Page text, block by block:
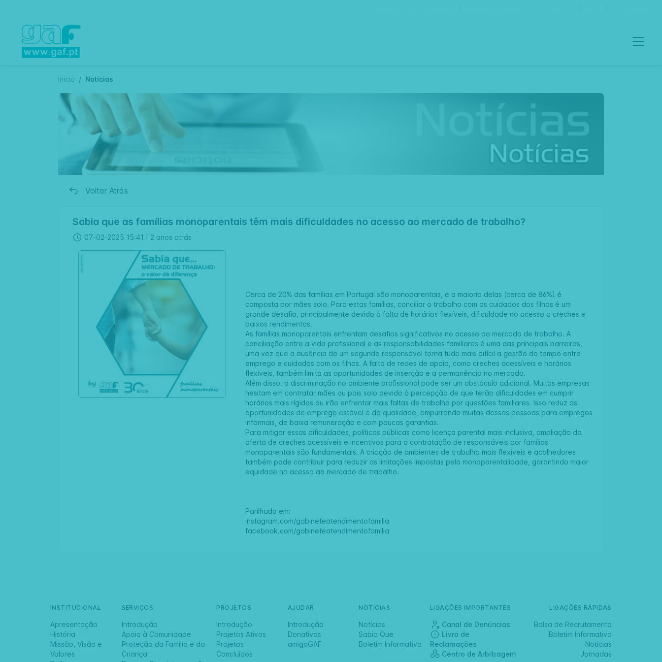
Inicio Notícias
Voltar Atrás
Sabia que as famílias monoparentais têm mais dificuldades no acesso ao mercado de trabalho?
07-02-2025 15:41 | 2 anos atrás
Cerca de 20% das famílias em Portugal são monoparentais, e a maioria delas (cerca de 86%) é
composta por mães solo. Para estas famílias, conciliar o trabalho com os cuidados dos filhos é um
grande desafio, principalmente devido à falta de horários flexíveis, dificuldade no acesso a creches e
baixos rendimentos.
As famílias monoparentais enfrentam desafios significativos no acesso ao mercado de trabalho. A
conciliação entre a vida profissional e as responsabilidades familiares é uma das principais barreiras,
uma vez que a ausência de um segundo responsável torna tudo mais difícil a gestão do tempo entre
emprego e cuidados com os filhos. A falta de redes de apoio, como creches acessíveis e horários
flexíveis, também limita as oportunidades de inserção e a permanência no mercado.
Além disso, a discriminação no ambiente profissional pode ser um obstáculo adicional. Muitas empresas
hesitam em contratar mães ou pais solo devido à percepção de que terão dificuldades em cumprir
horários mais rígidos ou irão enfrentar mais faltas de trabalho por questões familiares. Isso reduz as
oportunidades de emprego estável e de qualidade, empurrando muitas dessas pessoas para empregos
informais, de baixa remuneração e com poucas garantias.
Para mitigar essas dificuldades, políticas públicas como licença parental mais inclusiva, ampliação da
oferta de creches acessíveis e incentivos para a contratação de responsáveis por famílias
monoparentais são fundamentais. A criação de ambientes de trabalho mais flexíveis e acolhedores
também pode contribuir para reduzir as limitações impostas pela monoparentalidade, garantindo maior
equidade no acesso ao mercado de trabalho.
Parilhado em:
instagram.com/gabineteatendimentofamilia
facebook.com/gabineteatendimentofamilia
INSTITUCIONAL
Apresentação
História
Missão, Visão e
Valores
SERVIÇOS
Introdução
Apoio à Comunidade
Proteção da Família e da
Criança
PROJETOS
Introdução
Projetos Ativos
Projetos
Concluídos
AJUDAR
Introdução
Donativos
amigoGAF
NOTÍCIAS
Notícias
Sabia Que
Boletim Informativo
LIGAÇÕES IMPORTANTES
Canal de Denúncias
Livro de
Reclamações
Centro de Arbitragem
LIGAÇÕES RÁPIDAS
Bolsa de Recrutamento
Boletim Informativo
Notícias
Jornadas